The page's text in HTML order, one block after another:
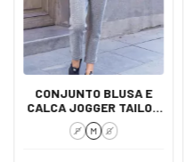
CONJUNTO BLUSA E
CALCA JOGGER TAILOR
DEL AMO
P M G